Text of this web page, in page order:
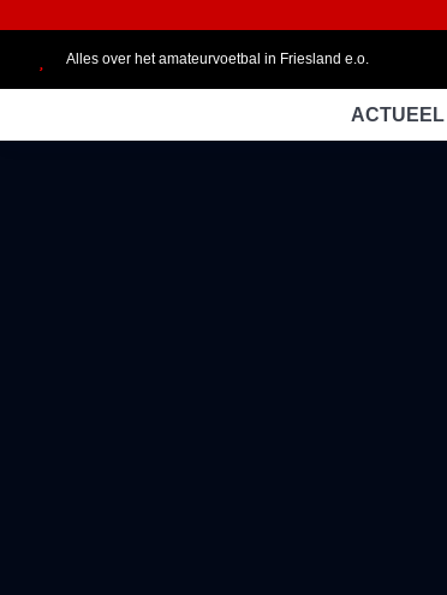
Alles over het amateurvoetbal in Friesland e.o.
ACTUEEL